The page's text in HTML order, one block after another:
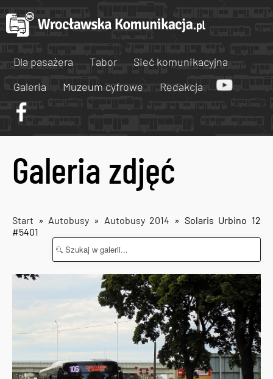
Dla pasażera Tabor
Sieć komunikacyjna
Galeria
Muzeum cyfrowe Redakcja
Galeria zdjęć
Start » Autobusy » Autobusy 2014 » Solaris Urbino 12
#5401